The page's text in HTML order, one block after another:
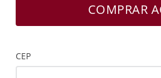
COMPRAR
CEP